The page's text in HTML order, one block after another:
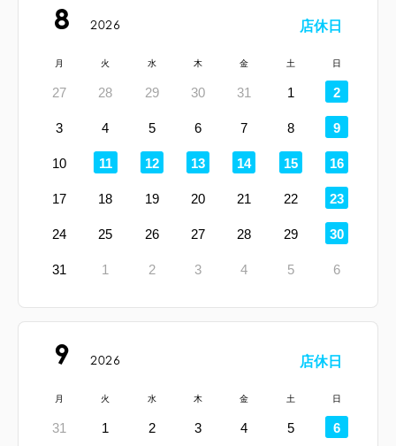
8 2026 店休日
月 火 水 木 金 土 日
27 28 29 30 31 1 2
定
休
日
3 4 5 6 7 8 9
定
休
日
10 11
定
休
日
12
定
休
日
13
定
休
日
14
定
休
日
15
定
休
日
16
定
休
日
17 18 19 20 21 22 23
定
休
日
24 25 26 27 28 29 30
定
休
日
31 1 2 3 4 5 6
9 2026 店休日
月 火 水 木 金 土 日
31 1 2 3 4 5 6
定
休
日